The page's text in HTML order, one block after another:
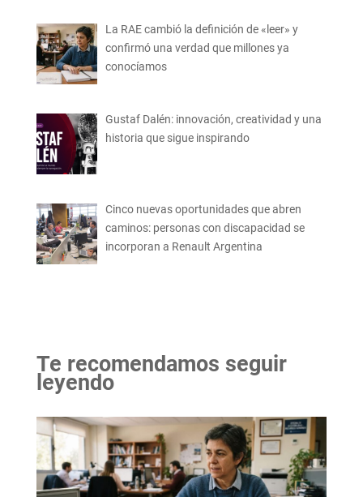
La RAE cambió la definición de «leer» y
confirmó una verdad que millones ya
conocíamos
Gustaf Dalén: innovación, creatividad y una
historia que sigue inspirando
Cinco nuevas oportunidades que abren
caminos: personas con discapacidad se
incorporan a Renault Argentina
Te recomendamos seguir
leyendo